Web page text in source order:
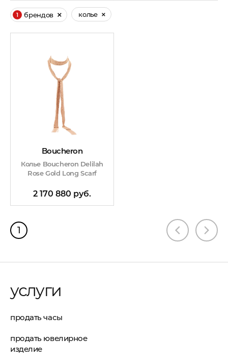
1 брендов колье
Boucheron
Колье Boucheron Delilah
Rose Gold Long Scarf
2 170 880 руб.
1
услуги
продать часы
продать ювелирное
изделие